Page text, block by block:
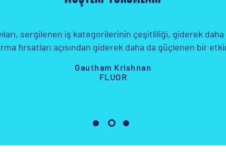
Jikang Choi
“Ağınızı genişletmek istiyorsanız,